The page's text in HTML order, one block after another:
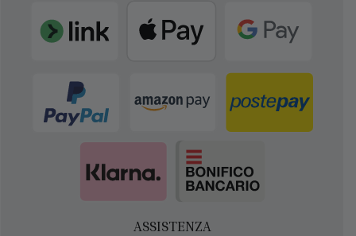
ASSISTENZA